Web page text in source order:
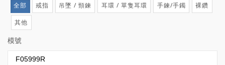
全部 戒指 吊墜 / 頸鍊 耳環 / 單隻耳環 手鍊/手鐲
裸鑽
其他
模號